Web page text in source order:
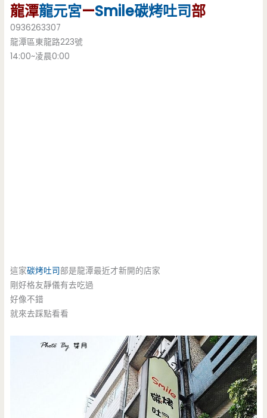
龍潭龍元宮—Smile碳烤吐司部
0936263307
龍潭區東龍路223號
14:00~凌晨0:00
這家碳烤吐司部是龍潭最近才新開的店家
剛好格友靜儀有去吃過
好像不錯
就來去踩點看看